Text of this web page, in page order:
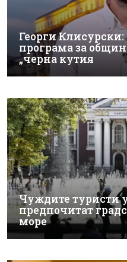
Георги
програма за
„черна кутия
Чуждите туристи
предпочитат
море